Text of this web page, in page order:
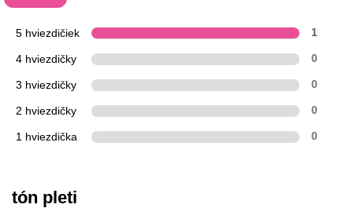
5 hviezdičiek 1
4 hviezdičky 0
3 hviezdičky 0
2 hviezdičky 0
1 hviezdička 0
tón pleti